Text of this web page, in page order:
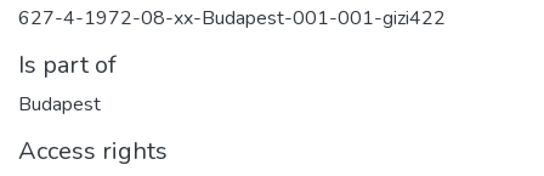
627-4-1972-08-xx-Budapest-001-001-gizi422
Is part of
Budapest
Access rights